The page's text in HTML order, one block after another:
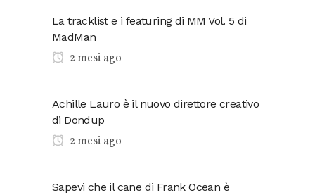
La tracklist e i featuring di MM Vol. 5 di
MadMan
2 mesi ago
Achille Lauro è il nuovo direttore creativo
di Dondup
2 mesi ago
Sapevi che il cane di Frank Ocean è